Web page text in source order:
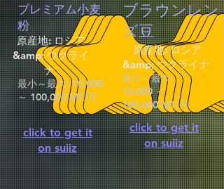
プレミアム小麦
粉
原産地: ロシア
&amp; ウクライ
ナ
最小～最大: 10,000
～ 100,000 MT/月
click to get it
on suiiz
ブラウンレン
ズ豆
原産地: ロシア
&amp; ウクライナ
最小～最大:
10,000 ～
100,000 MT/月
click to get it
on suiiz